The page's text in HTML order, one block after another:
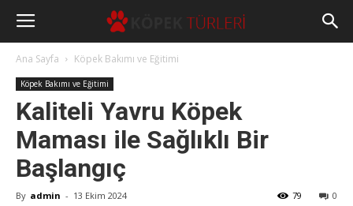
Ana Sayfa Köpek Bakımı ve Eğitimi
Köpek Bakımı ve Eğitimi
Kaliteli Yavru Köpek
Maması ile Sağlıklı Bir
Başlangıç
By admin - 13 Ekim 2024 0
79